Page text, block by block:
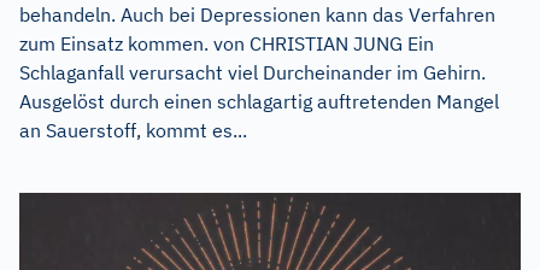
behandeln. Auch bei Depressionen kann das Verfahren
zum Einsatz kommen. von CHRISTIAN JUNG Ein
Schlaganfall verursacht viel Durcheinander im Gehirn.
Ausgelöst durch einen schlagartig auftretenden Mangel
an Sauerstoff, kommt es...